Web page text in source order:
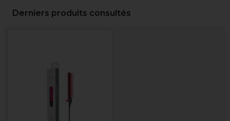
Derniers produits consultés